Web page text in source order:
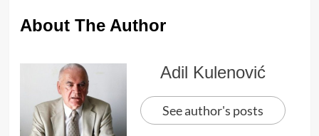
About The Author
Adil Kulenović
See author's posts